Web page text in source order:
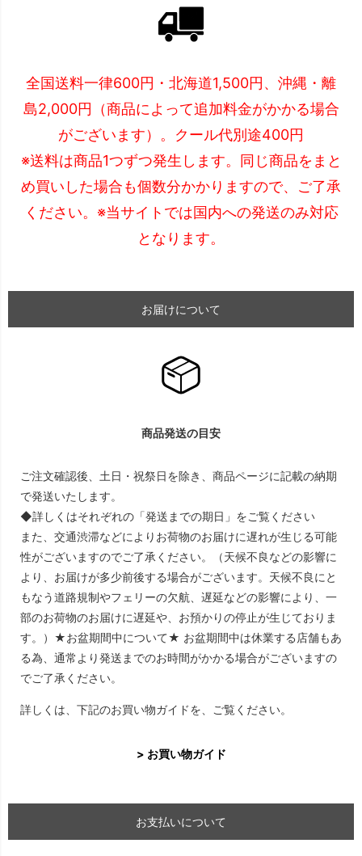
全国送料一律600円・北海道1,500円、沖縄・離
島2,000円（商品によって追加料金がかかる場合
がございます）。クール代別途400円
※送料は商品1つずつ発生します。同じ商品をまと
め買いした場合も個数分かかりますので、ご了承
ください。※当サイトでは国内への発送のみ対応
となります。
お届けについて
商品発送の目安
ご注文確認後、土日・祝祭日を除き、商品ページに記載の納期
で発送いたします。
◆詳しくはそれぞれの「発送までの期日」をご覧ください
また、交通渋滞などによりお荷物のお届けに遅れが生じる可能
性がございますのでご了承ください。（天候不良などの影響に
より、お届けが多少前後する場合がございます。天候不良にと
もなう道路規制やフェリーの欠航、遅延などの影響により、一
部のお荷物のお届けに遅延や、お預かりの停止が生じておりま
す。）★お盆期間中について★ お盆期間中は休業する店舗もあ
る為、通常より発送までのお時間がかかる場合がございますの
でご了承ください。
詳しくは、下記のお買い物ガイドを、ご覧ください。
> お買い物ガイド
お支払いについて